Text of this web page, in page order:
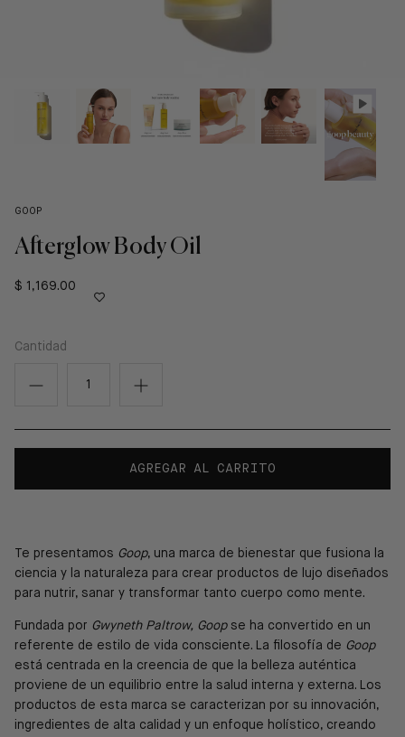
GOOP
Afterglow Body Oil
$ 1,169.00
Cantidad
AGREGAR AL CARRITO
Te presentamos Goop, una marca de bienestar que fusiona la
ciencia y la naturaleza para crear productos de lujo diseñados
para nutrir, sanar y transformar tanto cuerpo como mente.
Fundada por Gwyneth Paltrow, Goopse ha convertido en un
referente de estilo de vida consciente. La filosofía de Goop
está centrada en la creencia de que la belleza auténtica
proviene de un equilibrio entre la salud interna y externa. Los
productos de esta marca se caracterizan por su innovación,
ingredientes de alta calidad y un enfoque holístico, creando